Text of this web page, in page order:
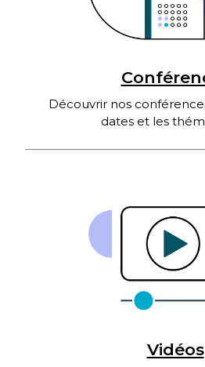
Découvrir nos
dates et les
Vidéos